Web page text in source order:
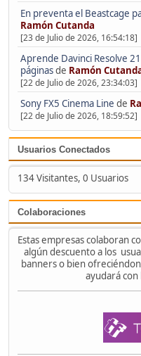
En preventa el Beastcage
Ramón Cutanda
[23 de Julio de 2026, 16:54:18]
Aprende Davinci Resolve
páginasde Ramón
[22 de Julio de 2026, 23:34:03]
Sony FX5 Cinema Line de
[22 de Julio de 2026, 18:59:52]
Usuarios Conectados
134 Visitantes, 0 Usuarios
Colaboraciones
Estas empresas colaboran
algún descuento a los
banners o bien
ayudará con